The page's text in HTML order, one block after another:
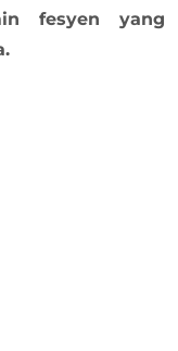
fesyen yang